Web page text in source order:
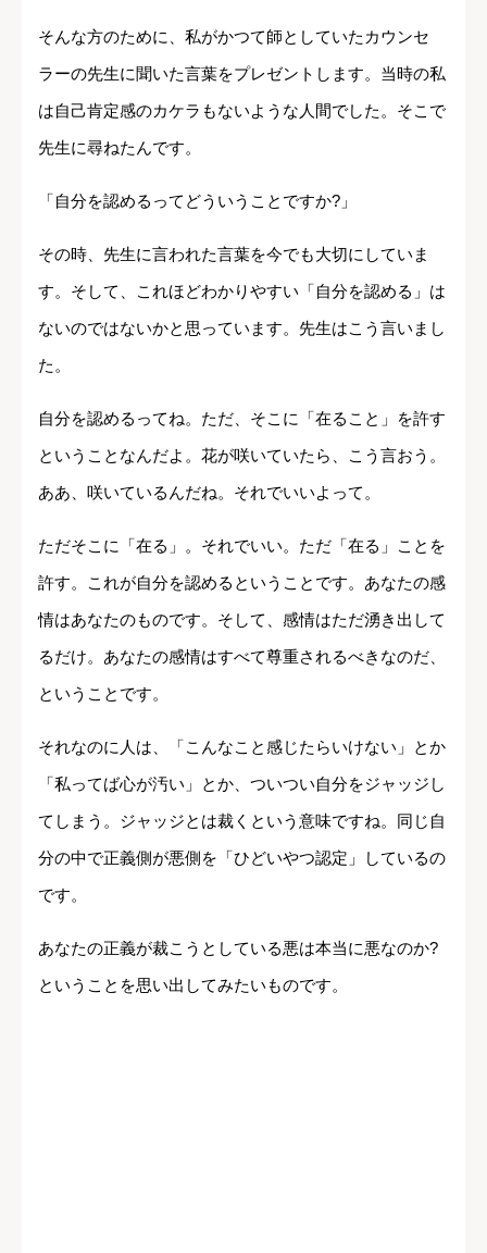
そんな方のために、私がかつて師としていたカウンセ
ラーの先生に聞いた言葉をプレゼントします。当時の私
は自己肯定感のカケラもないような人間でした。そこで
先生に尋ねたんです。
「自分を認めるってどういうことですか?」
その時、先生に言われた言葉を今でも大切にしていま
す。そして、これほどわかりやすい「自分を認める」は
ないのではないかと思っています。先生はこう言いまし
た。
自分を認めるってね。ただ、そこに「在ること」を許す
ということなんだよ。花が咲いていたら、こう言おう。
ああ、咲いているんだね。それでいいよって。
ただそこに「在る」。それでいい。ただ「在る」ことを
許す。これが自分を認めるということです。あなたの感
情はあなたのものです。そして、感情はただ湧き出して
るだけ。あなたの感情はすべて尊重されるべきなのだ、
ということです。
それなのに人は、「こんなこと感じたらいけない」とか
「私ってば心が汚い」とか、ついつい自分をジャッジし
てしまう。ジャッジとは裁くという意味ですね。同じ自
分の中で正義側が悪側を「ひどいやつ認定」しているの
です。
あなたの正義が裁こうとしている悪は本当に悪なのか?
ということを思い出してみたいものです。